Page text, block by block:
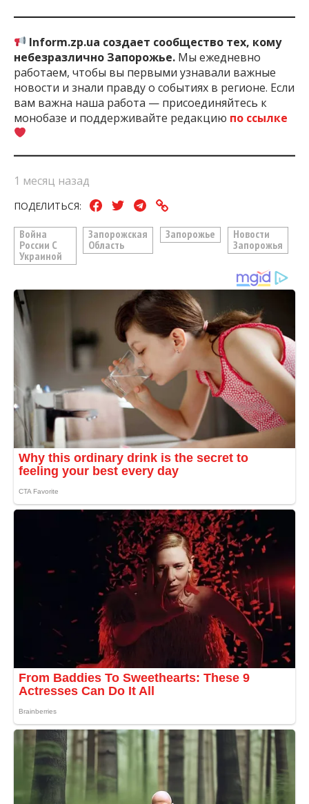
Inform.zp.ua создает сообщество тех, кому
небезразлично Запорожье. Мы ежедневно
работаем, чтобы вы первыми узнавали важные
новости и знали правду о событиях в регионе. Если
вам важна наша работа — присоединяйтесь к
монобазе и поддерживайте редакцию по ссылке
1 месяц назад
ПОДЕЛИТЬСЯ:
Война
России С
Украиной
Запорожская
Область
Запорожье
Новости
Запорожья